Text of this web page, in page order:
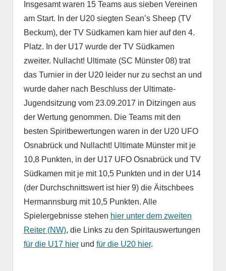
Insgesamt waren 15 Teams aus sieben Vereinen
am Start. In der U20 siegten Sean’s Sheep (TV
Beckum), der TV Südkamen kam hier auf den 4.
Platz. In der U17 wurde der TV Südkamen
zweiter. Nullacht! Ultimate (SC Münster 08) trat
das Turnier in der U20 leider nur zu sechst an und
wurde daher nach Beschluss der Ultimate-
Jugendsitzung vom 23.09.2017 in Ditzingen aus
der Wertung genommen. Die Teams mit den
besten Spiritbewertungen waren in der U20 UFO
Osnabrück und Nullacht! Ultimate Münster mit je
10,8 Punkten, in der U17 UFO Osnabrück und TV
Südkamen mit je mit 10,5 Punkten und in der U14
(der Durchschnittswert ist hier 9) die Äitschbees
Hermannsburg mit 10,5 Punkten. Alle
Spielergebnisse stehen hier unter dem zweiten
Reiter (NW), die Links zu den Spiritauswertungen
für die U17 hierund für die U20 hier.